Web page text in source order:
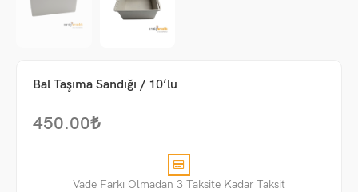
Bal Taşıma Sandığı / 10’lu
450.00₺
Vade Farkı Olmadan 3 Taksite Kadar Taksit